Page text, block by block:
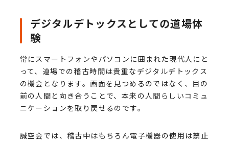
デジタルデトックスとしての道場体
験
常にスマートフォンやパソコンに囲まれた現代人にと
って、道場での稽古時間は貴重なデジタルデトックス
の機会となります。画面を見つめるのではなく、目の
前の人間と向き合うことで、本来の人間らしいコミュ
ニケーションを取り戻せるのです。
誠空会では、稽古中はもちろん電子機器の使用は禁止